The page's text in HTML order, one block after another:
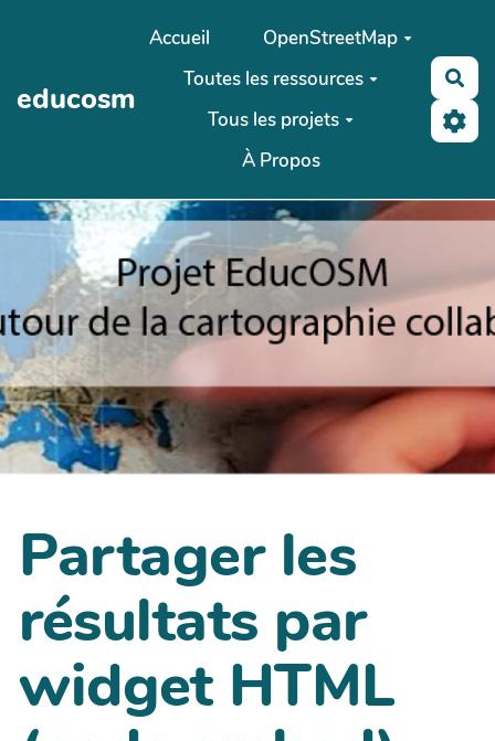
Aller au contenu principal
educosm
Accueil
OpenStreetMap
Toutes les ressources
Tous les projets
À Propos
Partager les
résultats par
widget HTML